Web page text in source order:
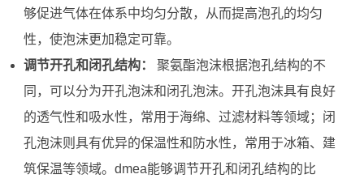
够促进气体在体系中均匀分散，从而提高泡孔的均匀
性，使泡沫更加稳定可靠。
调节开孔和闭孔结构：
聚氨酯泡沫根据泡孔结构的不
同，可以分为开孔泡沫和闭孔泡沫。开孔泡沫具有良好
的透气性和吸水性，常用于海绵、过滤材料等领域；闭
孔泡沫则具有优异的保温性和防水性，常用于冰箱、建
筑保温等领域。dmea能够调节开孔和闭孔结构的比